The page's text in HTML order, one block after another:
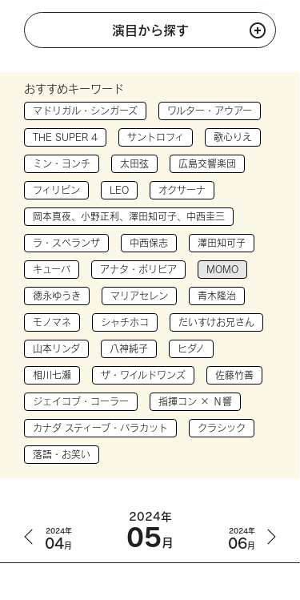
演目から探す
おすすめキーワード
マドリガル・シンガーズ ワルター・アウアー
THE SUPER 4 サントロフィ 歌心りえ
ミン・ヨンチ 太田弦 広島交響楽団
フィリピン LEO オクサーナ
岡本真夜、小野正利、澤田知可子、中西圭三
ラ・スペランザ 中西保志 澤田知可子
キューバ アナタ・ボリビア MOMO
徳永ゆうき マリアセレン 青木隆治
モノマネ シャチホコ だいすけお兄さん
山本リンダ 八神純子 ヒダノ
相川七瀬 ザ・ワイルドワンズ 佐藤竹善
ジェイコブ・コーラー 指揮コン × Ｎ響
カナダ スティーブ・バラカット クラシック
落語・お笑い
2024年
04月
2024年
05月
2024年
06月